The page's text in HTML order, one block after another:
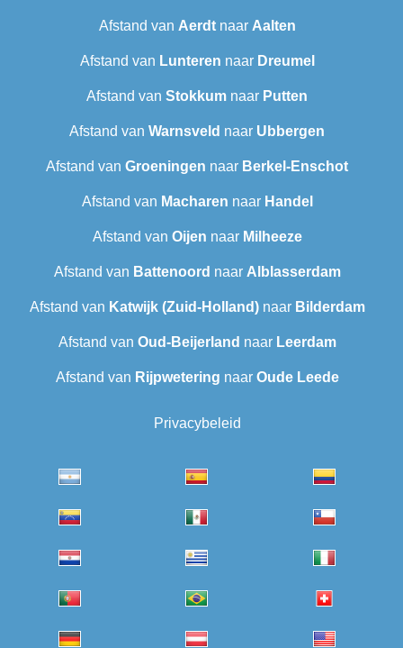
Afstand van Aerdtnaar Aalten
Afstand van Lunteren naar Dreumel
Afstand van Stokkum naar Putten
Afstand van Warnsveld naar Ubbergen
Afstand van Groeningen naar Berkel-Enschot
Afstand van Macharen naar Handel
Afstand van Oijen naar Milheeze
Afstand van Battenoord naar Alblasserdam
Afstand van Katwijk (Zuid-Holland)naar Bilderdam
Afstand van Oud-Beijerland naar Leerdam
Afstand van Rijpwetering naar Oude Leede
Privacybeleid